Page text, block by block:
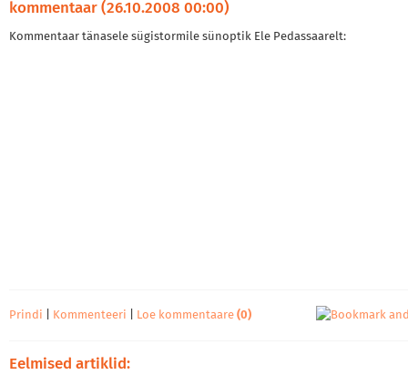
kommentaar (26.10.2008 00:00)
Kommentaar tänasele sügistormile sünoptik Ele Pedassaarelt:
Prindi Kommenteeri Loe kommentaare (0)
Eelmised artiklid: